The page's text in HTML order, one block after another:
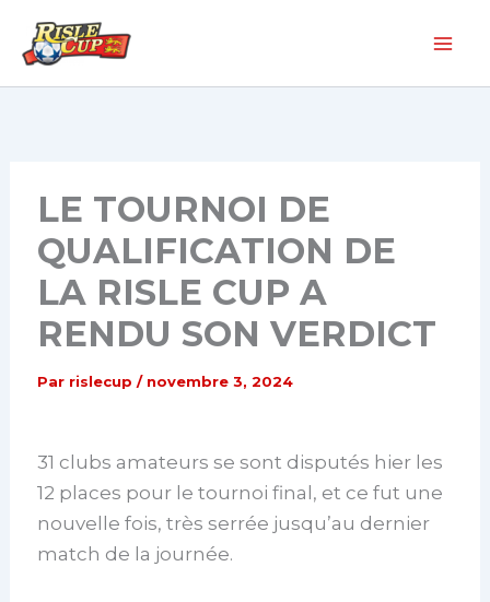
LE TOURNOI DE
QUALIFICATION DE
LA RISLE CUP A
RENDU SON VERDICT
Par rislecup/ novembre 3, 2024
31 clubs amateurs se sont disputés hier les
12 places pour le tournoi final, et ce fut une
nouvelle fois, très serrée jusqu’au dernier
match de la journée.